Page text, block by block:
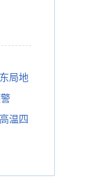
局地
温四